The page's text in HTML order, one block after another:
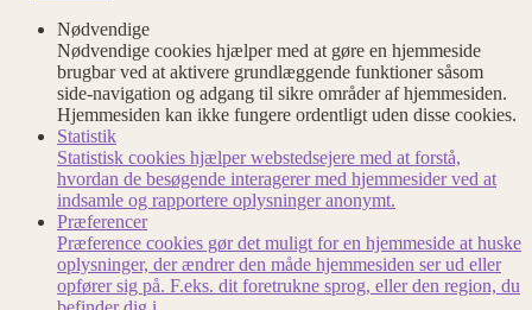
Nødvendige
Nødvendige cookies hjælper med at gøre en hjemmeside
brugbar ved at aktivere grundlæggende funktioner såsom
side-navigation og adgang til sikre områder af hjemmesiden.
Hjemmesiden kan ikke fungere ordentligt uden disse cookies.
Statistik
Statistisk cookies hjælper webstedsejere med at forstå,
hvordan de besøgende interagerer med hjemmesider ved at
indsamle og rapportere oplysninger anonymt.
Præferencer
Præference cookies gør det muligt for en hjemmeside at huske
oplysninger, der ændrer den måde hjemmesiden ser ud eller
opfører sig på. F.eks. dit foretrukne sprog, eller den region, du